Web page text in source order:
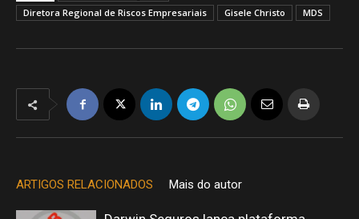
Diretora Regional de Riscos Empresariais
Gisele Christo MDS
ARTIGOS RELACIONADOS Mais do autor